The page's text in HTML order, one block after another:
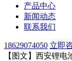
产品中心
新闻动态
联系我们
18629074050 立即
【图文】西安锂